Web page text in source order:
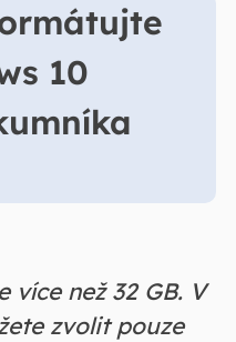
10
více než 32 GB. V
zvolit pouze